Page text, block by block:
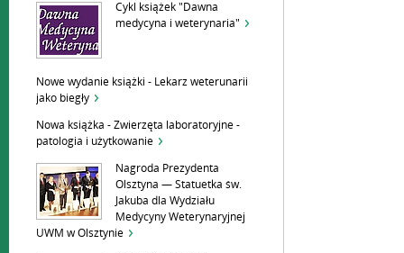
Cykl książek "Dawna
medycyna i weterynaria"
Nowe wydanie książki - Lekarz weterunarii
jako biegły
Nowa książka - Zwierzęta laboratoryjne -
patologia i użytkowanie
Nagroda Prezydenta
Olsztyna — Statuetka św.
Jakuba dla Wydziału
Medycyny Weterynaryjnej
UWM w Olsztynie